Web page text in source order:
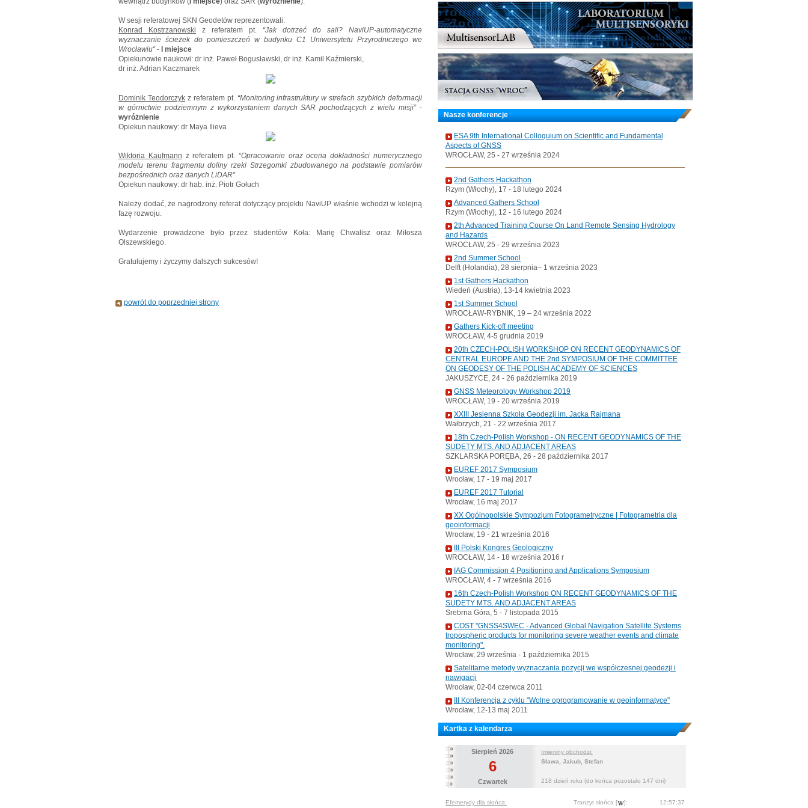
W sesji referatowej SKN Geodetów reprezentowali:
Konrad Kostrzanowski z referatem pt. “Jak dotrzeć do sali? NaviUP-automatyczne
wyznaczanie ścieżek do pomieszczeń w budynku C1 Uniwersytetu Przyrodniczego we
Wrocławiu“- I miejsce
Opiekunowie naukowi: dr inż. Paweł Bogusławski, dr inż. Kamil Kaźmierski,
dr inż. Adrian Kaczmarek
Dominik Teodorczykz referatem pt. “Monitoring infrastruktury w strefach szybkich deformacji
w górnictwie podziemnym z wykorzystaniem danych SAR pochodzących z wielu misji”-
wyróżnienie
Opiekun naukowy: dr Maya Ilieva
Wiktoria Kaufmann z referatem pt. “Opracowanie oraz ocena dokładności numerycznego
modelu terenu fragmentu doliny rzeki Strzegomki zbudowanego na podstawie pomiarów
bezpośrednich oraz danych LiDAR”
Opiekun naukowy: dr hab. inż. Piotr Gołuch
Należy dodać, że nagrodzony referat dotyczący projektu NaviUP właśnie wchodzi w kolejną
fazę rozwoju.
Wydarzenie prowadzone było przez studentów Koła: Marię Chwalisz oraz Miłosza
Olszewskiego.
Gratulujemy i życzymy dalszych sukcesów!
powrót do poprzedniej strony
Nasze konferencje
ESA 9th International Colloquium on Scientific and Fundamental
Aspects of GNSS
WROCŁAW, 25 - 27 września 2024
2nd Gathers Hackathon
Rzym (Włochy), 17 - 18 lutego 2024
Advanced Gathers School
Rzym (Włochy), 12 - 16 lutego 2024
2th Advanced Training Course On Land Remote Sensing Hydrology
and Hazards
WROCŁAW, 25 - 29 września 2023
2nd Summer School
Delft (Holandia), 28 sierpnia– 1 września 2023
1st Gathers Hackathon
Wiedeń (Austria), 13-14 kwietnia 2023
1st Summer School
WROCŁAW-RYBNIK, 19 – 24 września 2022
Gathers Kick-off meeting
WROCŁAW, 4-5 grudnia 2019
20th CZECH-POLISH WORKSHOP ON RECENT GEODYNAMICS OF
CENTRAL EUROPE AND THE 2nd SYMPOSIUM OF THE COMMITTEE
ON GEODESY OF THE POLISH ACADEMY OF SCIENCES
JAKUSZYCE, 24 - 26 października 2019
GNSS Meteorology Workshop 2019
WROCŁAW, 19 - 20 września 2019
XXIII Jesienna Szkoła Geodezji im. Jacka Rajmana
Wałbrzych, 21 - 22 września 2017
18th Czech-Polish Workshop - ON RECENT GEODYNAMICS OF THE
SUDETY MTS. AND ADJACENT AREAS
SZKLARSKA PORĘBA, 26 - 28 października 2017
EUREF 2017 Symposium
Wrocław, 17 - 19 maj 2017
EUREF 2017 Tutorial
Wrocław, 16 maj 2017
XX Ogólnopolskie Sympozjum Fotogrametryczne | Fotogrametria dla
geoinformacji
Wrocław, 19 - 21 września 2016
III Polski Kongres Geologiczny
WROCŁAW, 14 - 18 września 2016 r
IAG Commission 4 Positioning and Applications Symposium
WROCŁAW, 4 - 7 września 2016
16th Czech-Polish Workshop ON RECENT GEODYNAMICS OF THE
SUDETY MTS. AND ADJACENT AREAS
Srebrna Góra, 5 - 7 listopada 2015
COST "GNSS4SWEC - Advanced Global Navigation Satellite Systems
tropospheric products for monitoring severe weather events and climate
monitoring".
Wrocław, 29 września - 1 października 2015
Satelitarne metody wyznaczania pozycji we współczesnej geodezji i
nawigacji
Wrocław, 02-04 czerwca 2011
III Konferencja z cyklu "Wolne oprogramowanie w geoinformatyce"
Wrocław, 12-13 maj 2011
Kartka z kalendarza
Sierpień 2026
Imieniny obchodzi:
Sława, Jakub, Stefan
218 dzień roku (do końca pozostało 147 dni)
6
Czwartek
Efemerydy dla słońca: Tranzyt słońca [ ]: 12:57:37